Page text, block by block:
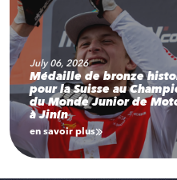
July 06, 2026
Médaille de bronze
pour la Suisse au
du Monde Junior de
à Jinín
en savoir plus